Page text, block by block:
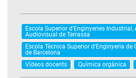
Escola Superior d'Enginyeries Industrial,
Audiovisual de Terrassa
Escola Tècnica Superior d'Enginyeria de
de Barcelona
Vídeos docents
Química orgànica